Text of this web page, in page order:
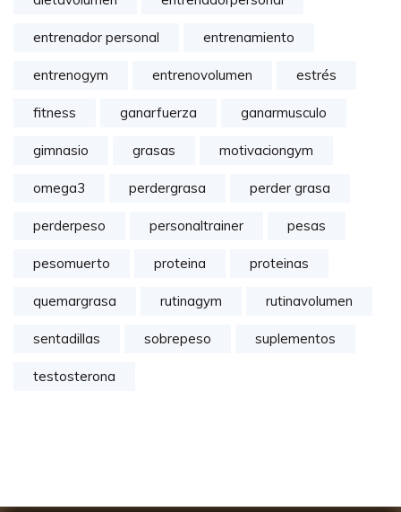
entrenador personal entrenamiento
entrenogym entrenovolumen estrés
fitness ganarfuerza ganarmusculo
gimnasio grasas motivaciongym
omega3 perdergrasa perder grasa
perderpeso personaltrainer pesas
pesomuerto proteina proteinas
quemargrasa rutinagym rutinavolumen
sentadillas sobrepeso suplementos
testosterona